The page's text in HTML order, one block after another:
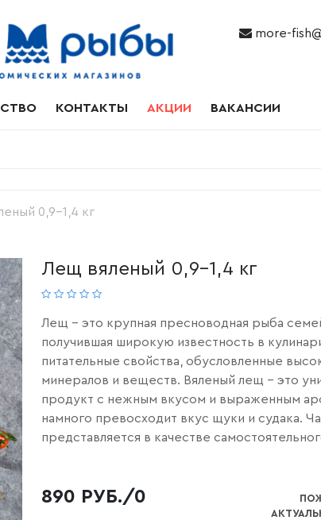
more-
КОНТАКТЫ АКЦИИ ВАКАНСИИ
0,9-1,4 кг
Лещ вяленый 0,9-1,4 кг
Лещ - это крупная пресноводная рыба
получившая широкую известность в
питательные свойства, обусловленные
минералов и веществ. Вяленый лещ - это
продукт с нежным вкусом и выраженным
намного превосходит вкус щуки и судака.
представляется в качестве
890 РУБ./0